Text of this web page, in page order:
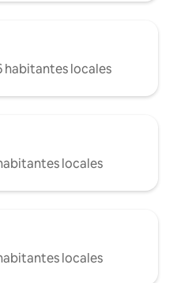
habitantes locales
locales
locales